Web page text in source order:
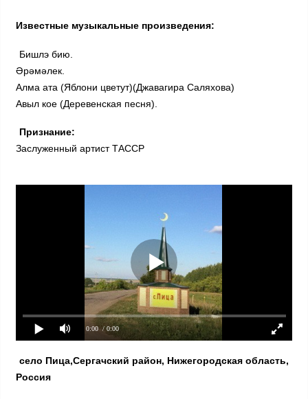
Известные музыкальные произведения:
Бишлэ бию.
Әрәмәлек.
Алма ата (Яблони цветут)(Джавагира Саляхова)
Авыл кое (Деревенская песня).
Признание:
Заслуженный артист ТАССР
0:00 / 0:00
село Пица,Сергачский район, Нижегородская область,
Россия